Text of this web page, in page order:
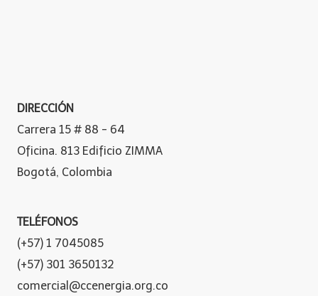
DIRECCIÓN
Carrera 15 # 88 - 64
Oficina. 813 Edificio ZIMMA
Bogotá, Colombia
TELÉFONOS
(+57) 1 7045085
(+57) 301 3650132
comercial@ccenergia.org.co